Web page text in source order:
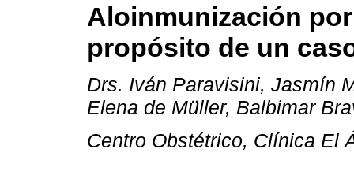
Aloinmunización
propósito de un
Drs. Iván Paravisini, Jasmín
Elena de Müller, Balbimar
Centro Obstétrico, Clínica El